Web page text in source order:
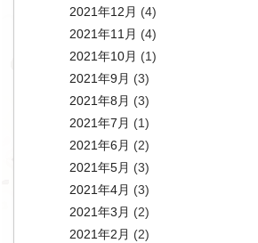
2021年12月 (4)
2021年11月 (4)
2021年10月 (1)
2021年9月 (3)
2021年8月 (3)
2021年7月 (1)
2021年6月 (2)
2021年5月 (3)
2021年4月 (3)
2021年3月 (2)
2021年2月 (2)